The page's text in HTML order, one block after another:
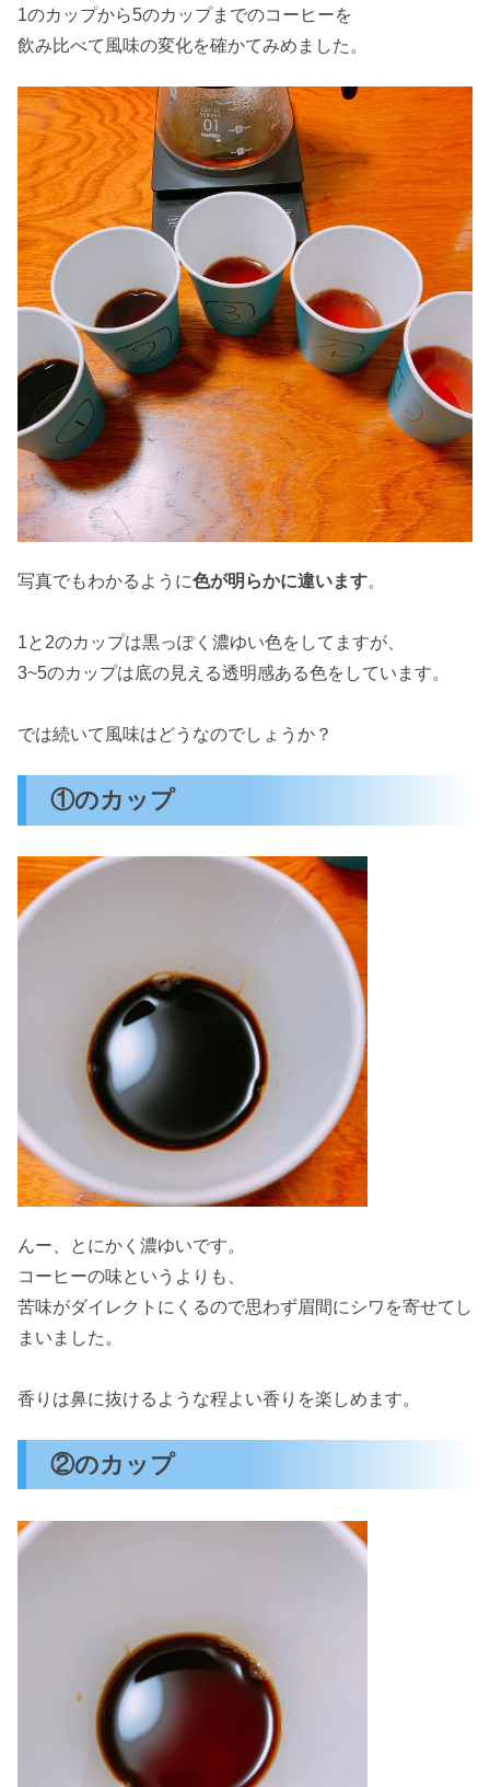
1のカップから5のカップまでのコーヒーを
飲み比べて風味の変化を確かてみめました。
写真でもわかるように色が明らかに違います。
1と2のカップは黒っぽく濃ゆい色をしてますが、
3~5のカップは底の見える透明感ある色をしています。
では続いて風味はどうなのでしょうか？
①のカップ
んー、とにかく濃ゆいです。
コーヒーの味というよりも、
苦味がダイレクトにくるので思わず眉間にシワを寄せてし
まいました。
香りは鼻に抜けるような程よい香りを楽しめます。
②のカップ